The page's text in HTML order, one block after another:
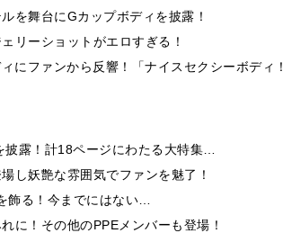
を舞台にGカップボディを披露！
リーショットがエロすぎる！
にファンから反響！「ナイスセクシーボディ
露！計18ページにわたる大特集…
し妖艶な雰囲気でファンを魅了！
飾る！今までにはない…
に！その他のPPEメンバーも登場！